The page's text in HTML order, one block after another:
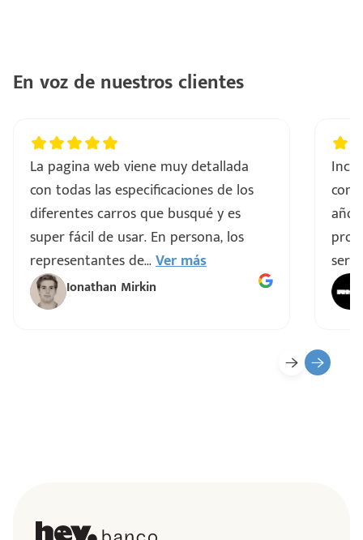
En voz de nuestros clientes
La pagina web viene muy detallada
con todas las especificaciones de los
diferentes carros que busqué y es
super fácil de usar. En persona, los
representantes de...Ver más
Ionathan Mirkin